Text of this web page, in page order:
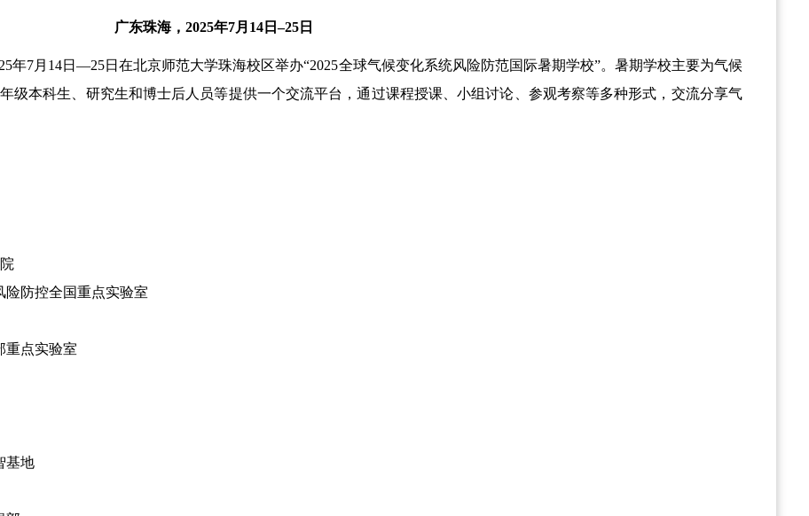
广东珠海，2025年7月14日–25日
年7月14日—25日在北京师范大学珠海校区举办“2025全球气候变化系统风险防范国际暑期学校”。暑期学校主要为气候
级本科生、研究生和博士后人员等提供一个交流平台，通过课程授课、小组讨论、参观考察等多种形式，交流分享气
险防控全国重点实验室
重点实验室
基地